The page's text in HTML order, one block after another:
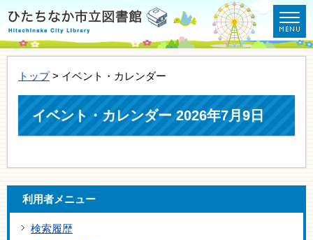
トップ> イベント・カレンダー
イベント・カレンダー 2026年7月9日
利用者メニュー
検索履歴